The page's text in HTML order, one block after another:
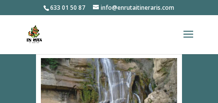
633 01 50 87 info@enrutaitineraris.com